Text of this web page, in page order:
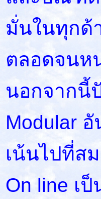
มั่นในทุกด้
ตลอดจนห
นอกจากนี้
Modular
เน้นไปที่ส
On line เ